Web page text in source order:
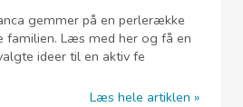
gemmer på en perlerække
familien. Læs med her og få en
ideer til en aktiv fe
Læs hele artiklen